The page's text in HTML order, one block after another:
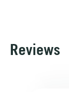
Reviews